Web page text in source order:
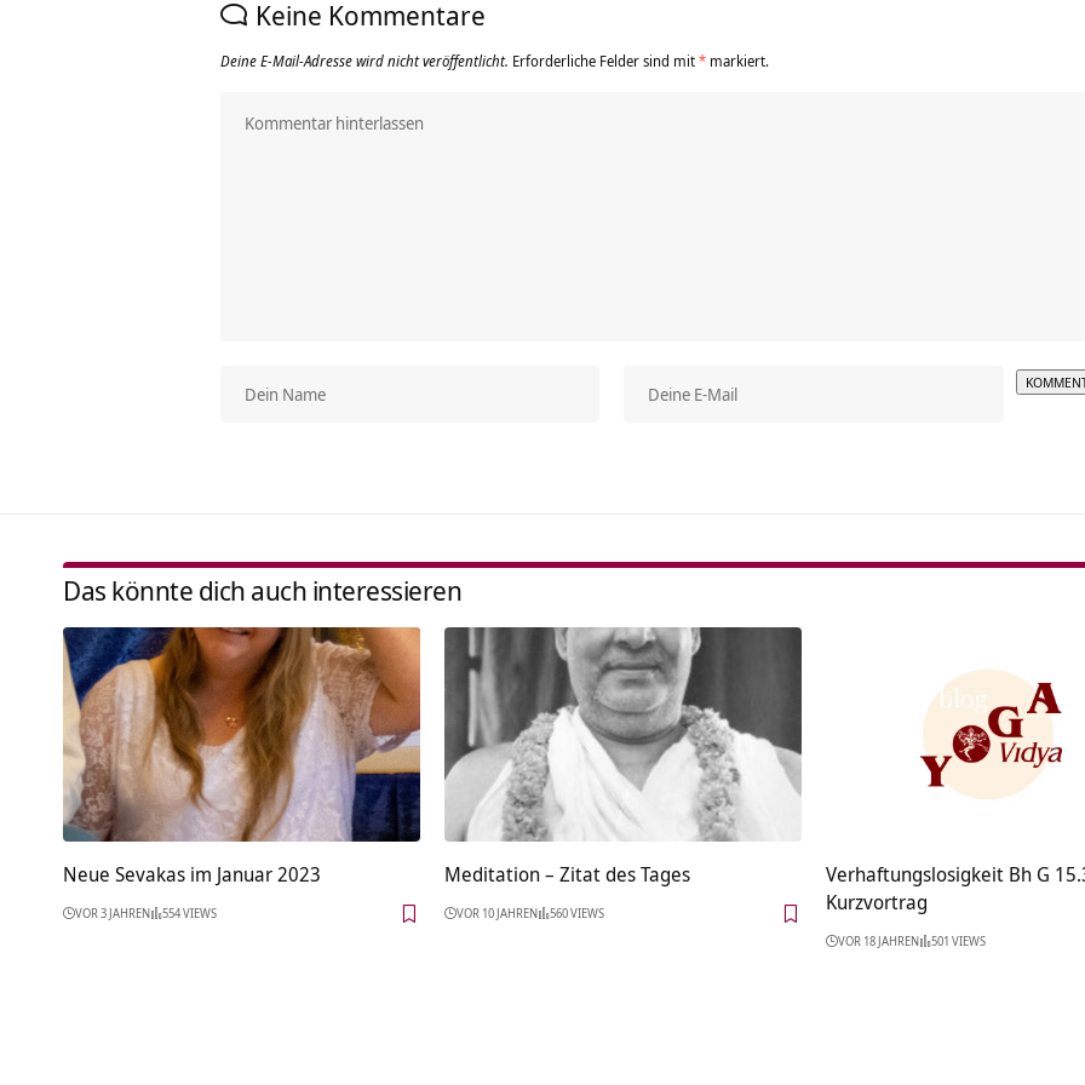
Keine Kommentare
Deine E-Mail-Adresse wird nicht veröffentlicht. Erforderliche Felder sind mit* markiert.
Das könnte dich auch interessieren
Neue Sevakas im Januar 2023
VOR 3 JAHREN 554 VIEWS
Meditation – Zitat des Tages
VOR 10 JAHREN 560 VIEWS
Verhaftungslosigkeit Bh G
Kurzvortrag
VOR 18 JAHREN 501 VIEWS